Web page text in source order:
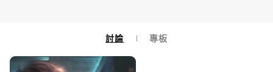
討論 專板